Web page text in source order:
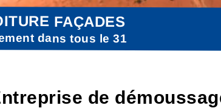
FAÇADES
dans tous le 31
de